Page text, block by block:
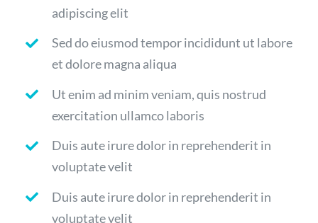
adipiscing elit
Sed do eiusmod tempor incididunt ut labore
et dolore magna aliqua
Ut enim ad minim veniam, quis nostrud
exercitation ullamco laboris
Duis aute irure dolor in reprehenderit in
voluptate velit
Duis aute irure dolor in reprehenderit in
voluptate velit